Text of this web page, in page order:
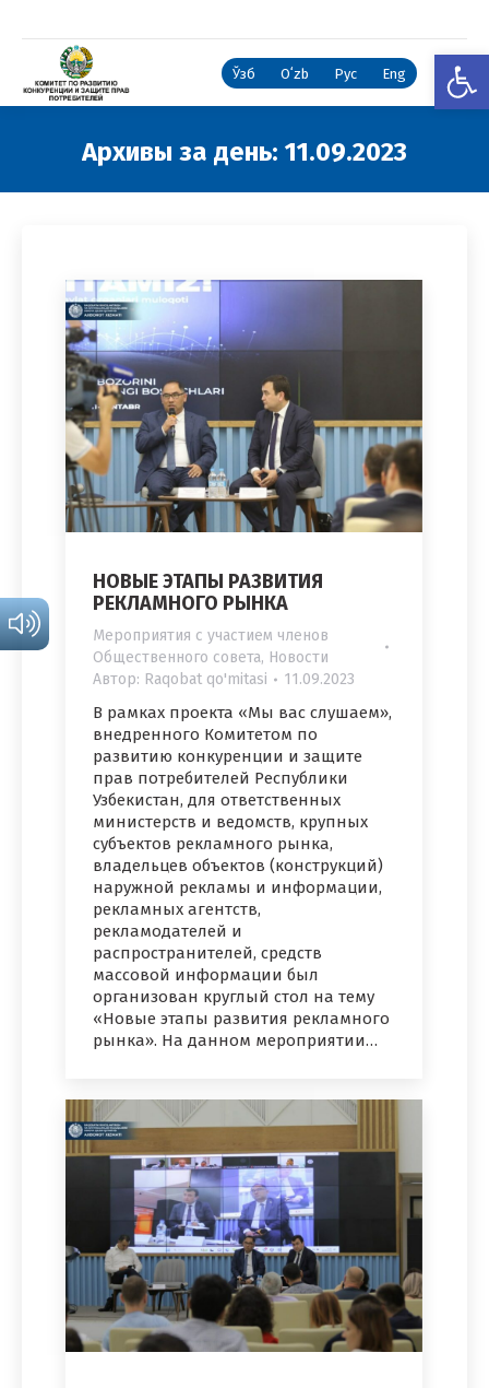
Ўзб Oʻzb Рус Eng
Архивы за день: 11.09.2023
НОВЫЕ ЭТАПЫ РАЗВИТИЯ
РЕКЛАМНОГО РЫНКА
Мероприятия с участием членов
Общественного совета, Новости
Автор: Raqobat qo'mitasi 11.09.2023
В рамках проекта «Мы вас слушаем»,
внедренного Комитетом по
развитию конкуренции и защите
прав потребителей Республики
Узбекистан, для ответственных
министерств и ведомств, крупных
субъектов рекламного рынка,
владельцев объектов (конструкций)
наружной рекламы и информации,
рекламных агентств,
рекламодателей и
распространителей, средств
массовой информации был
организован круглый стол на тему
«Новые этапы развития рекламного
рынка». На данном мероприятии…